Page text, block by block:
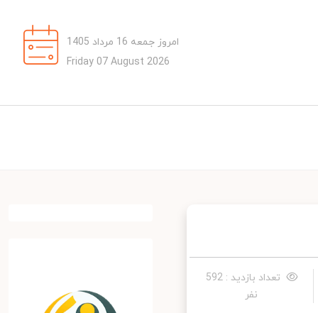
امروز جمعه 16 مرداد 1405
Friday 07 August 2026
تعداد بازدید : 592
نفر